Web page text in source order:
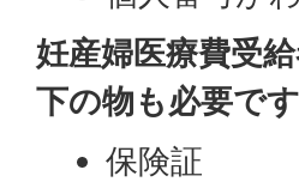
妊産婦医療費受
下の物も必要です
保険証